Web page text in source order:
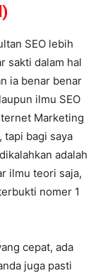
SEO lebih
sakti dalam hal
ia benar benar
ilmu SEO
Marketing
tapi bagi saya
adalah
ilmu teori saja,
nomer 1
cepat, ada
juga pasti